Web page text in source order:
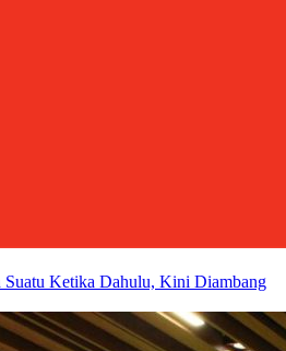
Suatu Ketika Dahulu, Kini Diambang